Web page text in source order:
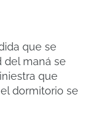
que se
del maná se
que
dormitorio se